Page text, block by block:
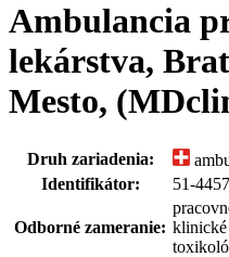
Ambulancia
lekárstva,
Mesto,
Druh zariadenia:
Identifikátor:
51-
Odborné zameranie: klinické